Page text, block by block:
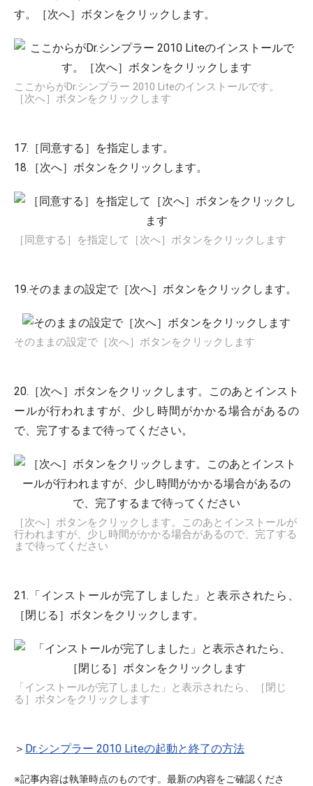
す。［次へ］ボタンをクリックします。
ここからがDr.シンプラー 2010 Liteのインストールです。
［次へ］ボタンをクリックします
17.［同意する］を指定します。
18.［次へ］ボタンをクリックします。
［同意する］を指定して［次へ］ボタンをクリックします
19.そのままの設定で［次へ］ボタンをクリックします。
そのままの設定で［次へ］ボタンをクリックします
20.［次へ］ボタンをクリックします。このあとインスト
ールが行われますが、少し時間がかかる場合があるの
で、完了するまで待ってください。
［次へ］ボタンをクリックします。このあとインストールが
行われますが、少し時間がかかる場合があるので、完了する
まで待ってください
21.「インストールが完了しました」と表示されたら、
［閉じる］ボタンをクリックします。
「インストールが完了しました」と表示されたら、［閉じ
る］ボタンをクリックします
＞ Dr.シンプラー 2010 Liteの起動と終了の方法
※記事内容は執筆時点のものです。最新の内容をご確認くださ